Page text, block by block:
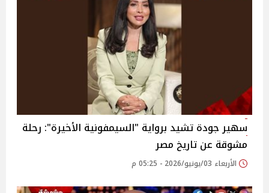
سهير جودة تشيد برواية "السيمفونية الأخيرة": رحلة
مشوقة عن تاريخ مصر
الأربعاء 03/يونيو/2026 - 05:25 م